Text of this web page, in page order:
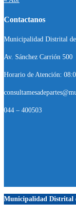
Contactanos
Municipalidad Distrital
Av. Sánchez Carrión 500
Horario de Atención:
044 – 400503
Municipalidad Distrital